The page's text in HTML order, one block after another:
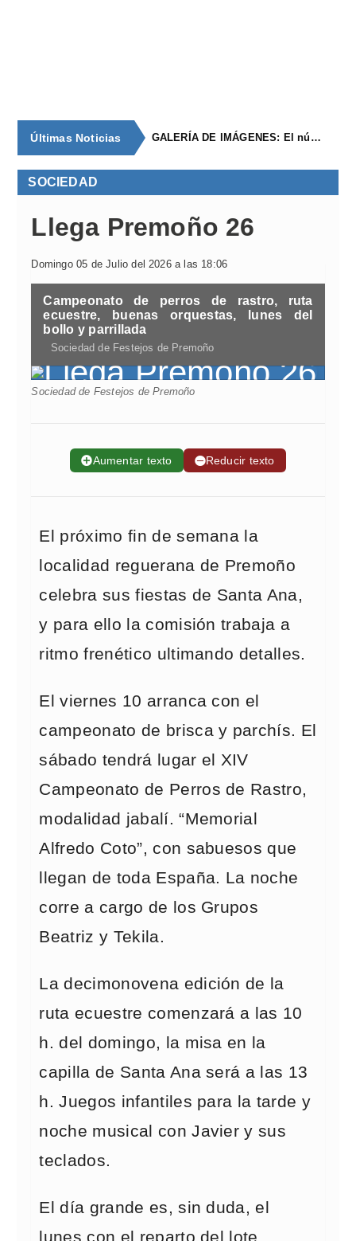
Últimas Noticias GALERÍA DE IMÁGENES: El núcleo de población de época romana con continuidad
SOCIEDAD
Llega Premoño 26
Domingo 05 de Julio del 2026 a las 18:06
Campeonato de perros de rastro, ruta
ecuestre, buenas orquestas, lunes del
bollo y parrillada
Sociedad de Festejos de Premoño
Sociedad de Festejos de Premoño
➕Aumentar texto ➖Reducir texto
El próximo fin de semana la
localidad reguerana de Premoño
celebra sus fiestas de Santa Ana,
y para ello la comisión trabaja a
ritmo frenético ultimando detalles.
El viernes 10 arranca con el
campeonato de brisca y parchís. El
sábado tendrá lugar el XIV
Campeonato de Perros de Rastro,
modalidad jabalí. “Memorial
Alfredo Coto”, con sabuesos que
llegan de toda España. La noche
corre a cargo de los Grupos
Beatriz y Tekila.
La decimonovena edición de la
ruta ecuestre comenzará a las 10
h. del domingo, la misa en la
capilla de Santa Ana será a las 13
h. Juegos infantiles para la tarde y
noche musical con Javier y sus
teclados.
El día grande es, sin duda, el
lunes con el reparto del lote